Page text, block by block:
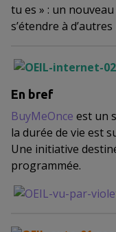
tu es » : un
s’étendre à
En bref
BuyMeOnce est un
la durée de vie est
Une initiative
programmée.